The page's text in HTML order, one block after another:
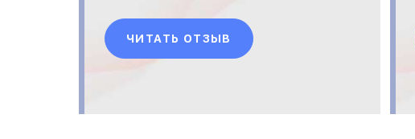
знаю что почем и о
подводных камнях. Здесь всё
по честному. Качество на
ЧИТАТЬ ОТЗЫВ